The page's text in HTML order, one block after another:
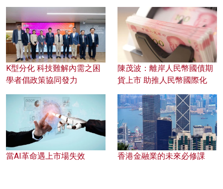
K型分化 科技難解內需之困
學者倡政策協同發力
陳茂波：離岸人民幣國債期
貨上市 助推人民幣國際化
當AI革命遇上市場失效 香港金融業的未來必修課